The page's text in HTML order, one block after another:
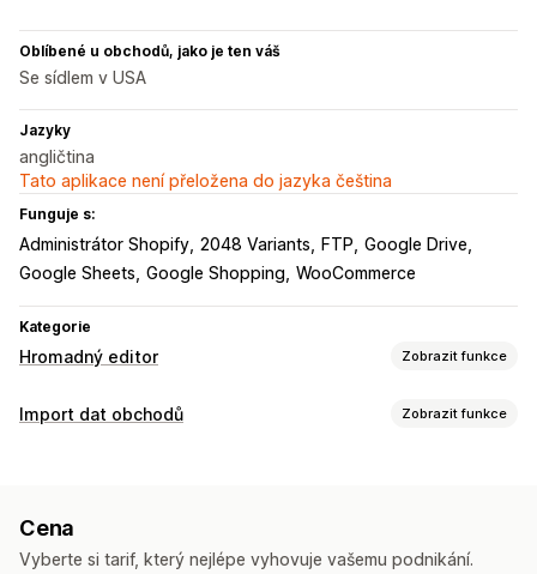
Oblíbené u obchodů, jako je ten váš
Se sídlem v USA
Jazyky
angličtina
Tato aplikace není přeložena do jazyka čeština
Funguje s:
Administrátor Shopify 2048 Variants FTP Google Drive
Google Sheets Google Shopping WooCommerce
Kategorie
Hromadný editor Zobrazit funkce
Upravitelné zdroje
Akce
Import dat obchodů Zobrazit funkce
Synchronizace objednávek
Synchronizace produktů Oboustranná synchronizace
Cena
Vyberte si tarif, který nejlépe vyhovuje vašemu podnikání.